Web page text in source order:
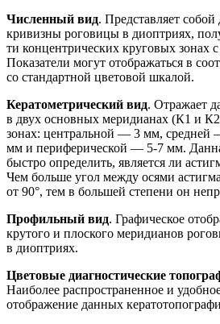
Численный вид. Представляет
кривизны роговицы в диоптриях,
ти концентрических круговых зонах
Показатели могут отображаться в
со стандартной цветовой шкалой.
Кератометрический вид. Отражает
в двух основных меридианах (К1 и
зонах: центральной — 3 мм, средней
мм и периферической — 5-7 мм.
быстро определить, является ли
Чем больше угол между осями
от 90°, тем в большей степени он
Профильный вид. Графическое
крутого и плоского меридианов
в диоптриях.
Цветовые диагностические
Наиболее распространенное и
отображение данных